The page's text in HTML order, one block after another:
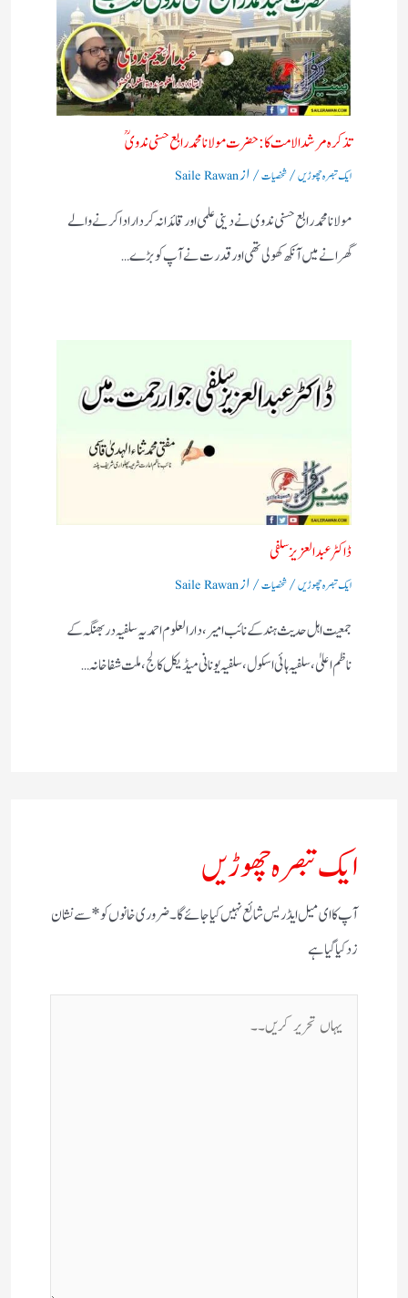
تذکرہ مرشد الامت کا :حضرت مولانا محمد رابع حسنی ندویؒ
ایک تبصرہ چھوڑیں/شخصیات/ ازSaile Rawan
مولانا محمد رابع حسنی ندوی نے دینی علمی اور قائدانہ کردار ادا کرنے والے
گھرانے میں آنکھ کھولی تھی اور قدرت نے آپ کو بڑے…
ڈاکٹر عبد العزیزسلفی
ایک تبصرہ چھوڑیں/شخصیات/ ازSaile Rawan
جمعیت اہل حدیث ہند کے نائب امیر، دا رالعلوم احمدیہ سلفیہ دربھنگہ کے
ناظم اعلیٰ، سلفیہ ہائی اسکول ، سلفیہ یونانی میڈیکل کالج، ملت شفاخانہ…
ایک تبصرہ چھوڑیں
آپ کا ای میل ایڈریس شائع نہیں کیا جائے گا۔ضروری خانوں کو*سے نشان
زد کیا گیا ہے
یہاں
تحریر